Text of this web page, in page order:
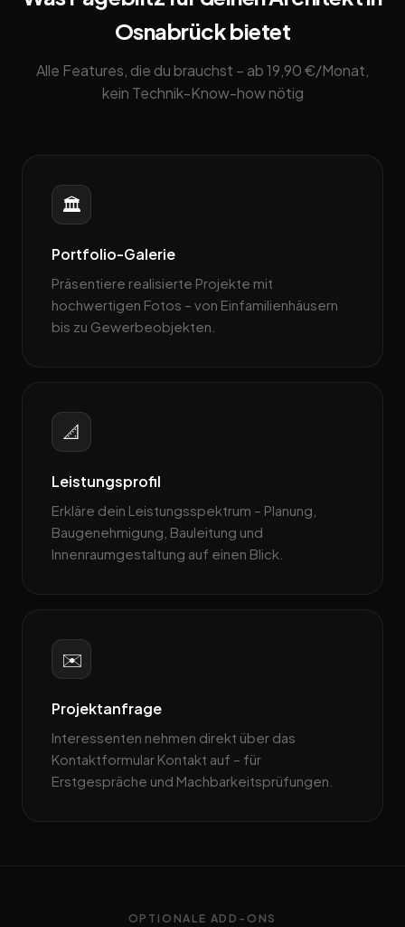
Osnabrück bietet
Alle Features, die du brauchst – ab 19,90 €/Monat,
kein Technik-Know-how nötig
🏛️
Portfolio-Galerie
Präsentiere realisierte Projekte mit
hochwertigen Fotos – von Einfamilienhäusern
bis zu Gewerbeobjekten.
📐
Leistungsprofil
Erkläre dein Leistungsspektrum – Planung,
Baugenehmigung, Bauleitung und
Innenraumgestaltung auf einen Blick.
✉️
Projektanfrage
Interessenten nehmen direkt über das
Kontaktformular Kontakt auf – für
Erstgespräche und Machbarkeitsprüfungen.
OPTIONALE ADD-ONS